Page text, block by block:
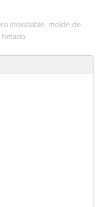
inoxidable, molde de
helado